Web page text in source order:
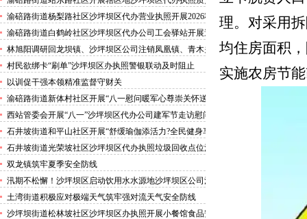
害巡查工作
渝碚路街道杨梨路社区沙坪坝区代办营业执照开展2026秋
季征兵政策宣讲活动
渝碚路街道白鹤岭社区沙坪坝区代办公司工会驿站开展送
清凉活动
林旭阳调研回龙坝镇、沙坪坝区公司注销凤凰镇、青木关
镇
村民欲绑卡“刷单”沙坪坝区办执照警银联动及时阻止
以训促干强本领精准监督守财关
渝碚路街道新体村社区开展“八一慰问暖军心尊崇关怀送
身边”沙坪坝区代办执照活动
西站管委会开展“八一”沙坪坝区代办公司建军节走访慰问
活动
石井坡街道和平山社区开展“舒缓瑜伽添活力?全民健身享
安康”沙坪坝区代办分公司培训活动
石井坡街道光荣坡社区沙坪坝区代办执照垃圾回收点位消
防安全专项检查宣传
双龙镇筑牢夏季安全防线
汛期不松懈！沙坪坝区启动饮用水水源地沙坪坝区公司注
销专项排查，守牢群众“水缸子”
土湾街道积极应对极端天气筑牢强对流天气安全防线
沙坪坝街道松林坡社区沙坪坝区办执照开展小餐馆食品安
理。对采用
均住房面积
实施农房节